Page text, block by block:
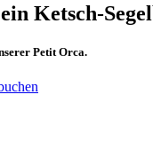
Ketsch-
Petit Orca.